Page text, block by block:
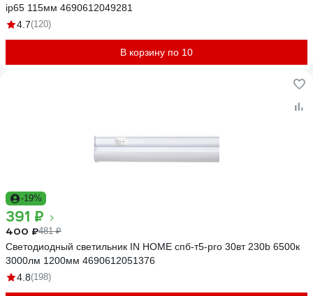
ip65 115мм 4690612049281
4.7(120)
В корзину по 10
-19%
391 ₽
400 ₽481 ₽
Светодиодный светильник IN HOME спб-т5-pro 30вт 230b 6500к
3000лм 1200мм 4690612051376
4.8(198)